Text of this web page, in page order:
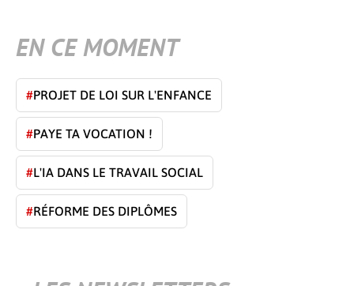
EN CE MOMENT
#PROJET DE LOI SUR L'ENFANCE
#PAYE TA VOCATION !
#L'IA DANS LE TRAVAIL SOCIAL
#RÉFORME DES DIPLÔMES